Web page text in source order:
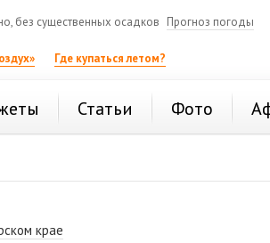
без существенных осадков Прогноз погоды
Где купаться летом?
Статьи Фото
крае